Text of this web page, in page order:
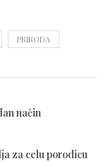
PRIRODA
način
za celu porodicu